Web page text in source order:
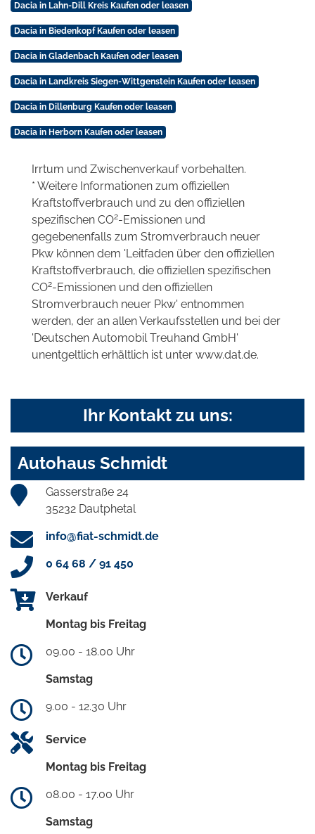
Dacia in Lahn-Dill Kreis Kaufen oder leasen
Dacia in Biedenkopf Kaufen oder leasen
Dacia in Gladenbach Kaufen oder leasen
Dacia in Landkreis Siegen-Wittgenstein Kaufen oder leasen
Dacia in Dillenburg Kaufen oder leasen
Dacia in Herborn Kaufen oder leasen
Irrtum und Zwischenverkauf vorbehalten.
* Weitere Informationen zum offiziellen
Kraftstoffverbrauch und zu den offiziellen
spezifischen CO2-Emissionen und
gegebenenfalls zum Stromverbrauch neuer
Pkw können dem 'Leitfaden über den offiziellen
Kraftstoffverbrauch, die offiziellen spezifischen
CO2-Emissionen und den offiziellen
Stromverbrauch neuer Pkw' entnommen
werden, der an allen Verkaufsstellen und bei der
'Deutschen Automobil Treuhand GmbH'
unentgeltlich erhältlich ist unter www.dat.de.
Ihr Kontakt zu uns:
Autohaus Schmidt
Gasserstraße 24
35232 Dautphetal
info@fiat-schmidt.de
0 64 68 / 91 450
Verkauf
Montag bis Freitag
09.00 - 18.00 Uhr
Samstag
9.00 - 12.30 Uhr
Service
Montag bis Freitag
08.00 - 17.00 Uhr
Samstag